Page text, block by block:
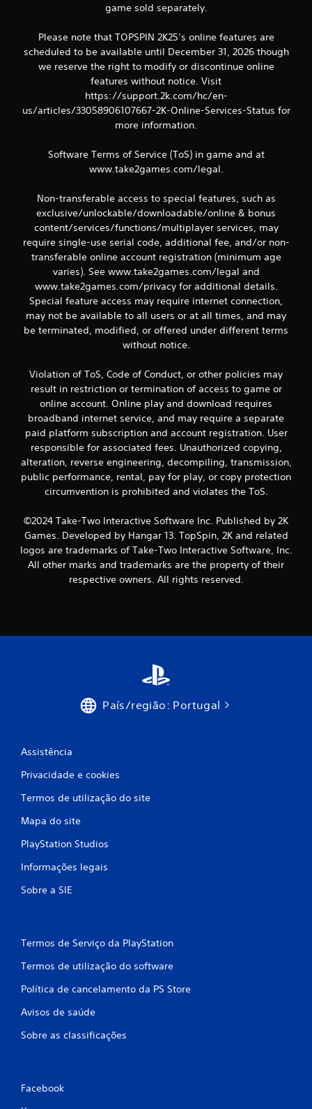
c
o
c
b
a
s
e
e
m
c
l
a
s
s
i
f
i
ç
game sold separately.
Please note that TOPSPIN 2K25’s online features are
scheduled to be available until December 31, 2026 though
we reserve the right to modify or discontinue online
features without notice. Visit
https://support.2k.com/hc/en-
us/articles/33058906107667-2K-Online-Services-Status for
more information.
Software Terms of Service (ToS) in game and at
www.take2games.com/legal.
Non-transferable access to special features, such as
exclusive/unlockable/downloadable/online & bonus
content/services/functions/multiplayer services, may
require single-use serial code, additional fee, and/or non-
transferable online account registration (minimum age
varies). See www.take2games.com/legal and
www.take2games.com/privacy for additional details.
Special feature access may require internet connection,
may not be available to all users or at all times, and may
be terminated, modified, or offered under different terms
without notice.
Violation of ToS, Code of Conduct, or other policies may
result in restriction or termination of access to game or
online account. Online play and download requires
broadband internet service, and may require a separate
paid platform subscription and account registration. User
responsible for associated fees. Unauthorized copying,
alteration, reverse engineering, decompiling, transmission,
public performance, rental, pay for play, or copy protection
circumvention is prohibited and violates the ToS.
©2024 Take-Two Interactive Software Inc. Published by 2K
Games. Developed by Hangar 13. TopSpin, 2K and related
logos are trademarks of Take-Two Interactive Software, Inc.
All other marks and trademarks are the property of their
respective owners. All rights reserved.
País/região: Portugal
Assistência
Privacidade e cookies
Termos de utilização do site
Mapa do site
PlayStation Studios
Informações legais
Sobre a SIE
Termos de Serviço da PlayStation
Termos de utilização do software
Política de cancelamento da PS Store
Avisos de saúde
Sobre as classificações
Facebook